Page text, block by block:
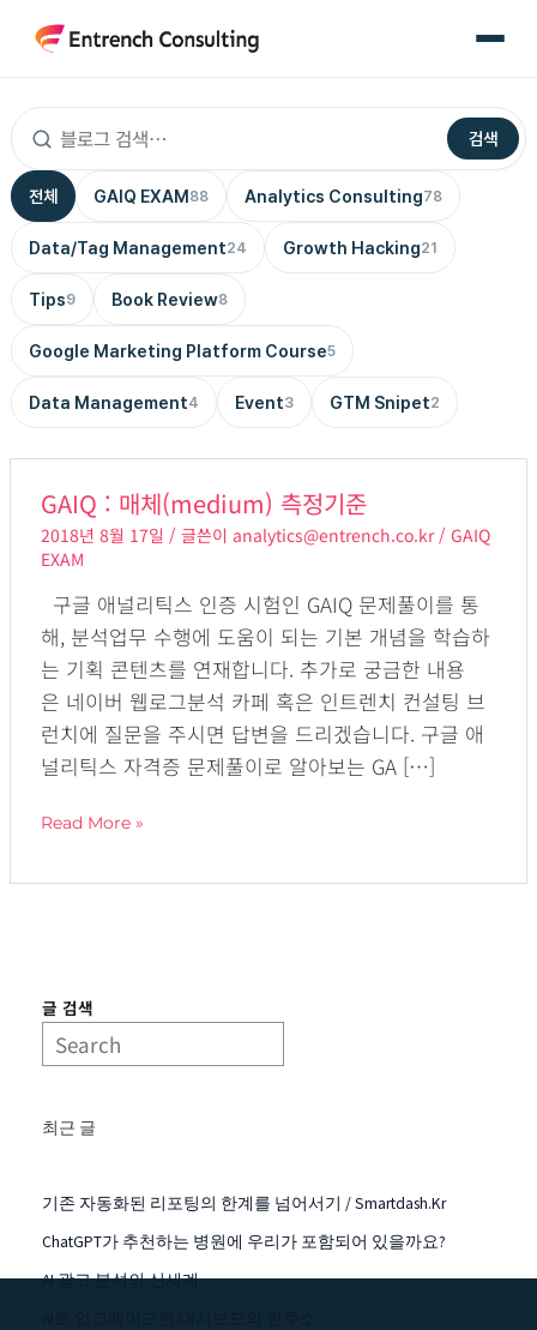
츠
건
너
뛰
기
검색
전체 GAIQ EXAM88 Analytics Consulting78
Data/Tag Management24 Growth Hacking21
Tips9 Book Review8
Google Marketing Platform Course5
Data Management4 Event3 GTM Snipet2
GAIQ : 매체(medium) 측정기준
2018년 8월 17일/ 글쓴이 analytics@entrench.co.kr/GAIQ
EXAM
구글 애널리틱스 인증 시험인 GAIQ 문제풀이를 통
해, 분석업무 수행에 도움이 되는 기본 개념을 학습하
는 기획 콘텐츠를 연재합니다. 추가로 궁금한 내용
은 네이버 웹로그분석 카페 혹은 인트렌치 컨설팅 브
런치에 질문을 주시면 답변을 드리겠습니다. 구글 애
널리틱스 자격증 문제풀이로 알아보는 GA […]
:
매
체
(medium)
측
정
기
준
Read More »
글 검색
최근 글
기존 자동화된 리포팅의 한계를 넘어서기 / Smartdash.kr
ChatGPT가 추천하는 병원에 우리가 포함되어 있을까요?
AI 광고 분석의 신세계